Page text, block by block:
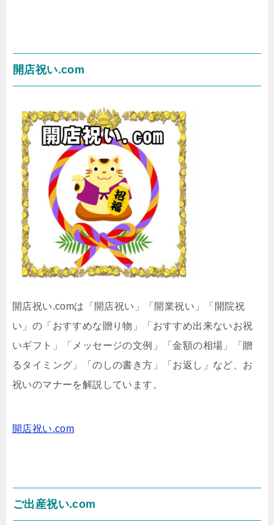
開店祝い.com
開店祝い.comは「開店祝い」「開業祝い」「開院祝
い」の「おすすめな贈り物」「おすすめ出来ないお祝
いギフト」「メッセージの文例」「金額の相場」「贈
るタイミング」「のしの書き方」「お返し」など、お
祝いのマナーを解説しています。
開店祝い.com
ご出産祝い.com